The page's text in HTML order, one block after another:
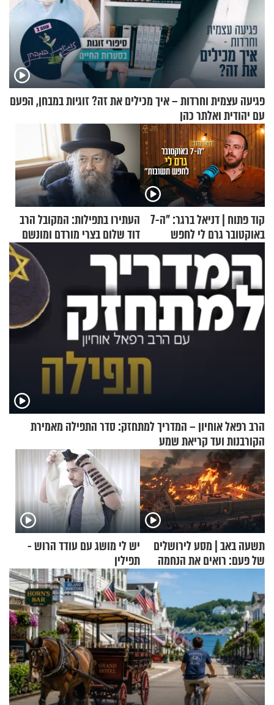
פגיעה עצמית וחרדות – איך מכילים את זה? זוגיות במבחן, הפעם
עם יהודית ואלתר כהן
קוד פתוח | דניאל ברגר: "ה-7
באוקטובר גרם לי לחפש
תשובות"
העתירו בתפילות: המקובל הרב
דוד שלום בצרי מורדם ומונשם
הרב רפאל אוחיון – המדריך למתחזק: סדר התפילה מאמירת
הקורבנות ועד קריאת שמע
תשעה באב | מסע לירושלים
של פעם: רואים את הנחמה
יש לי מושג עם עודד הרוש -
תפילין